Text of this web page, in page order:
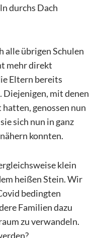
durchs Dach
alle übrigen Schulen
mehr direkt
Eltern bereits
mit denen
genossen nun
sich nun in ganz
konnten.
klein
heißen Stein. Wir
bedingten
Familien dazu
zu verwandeln.